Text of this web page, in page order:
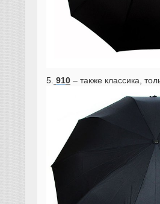
5. 910 – также классика,